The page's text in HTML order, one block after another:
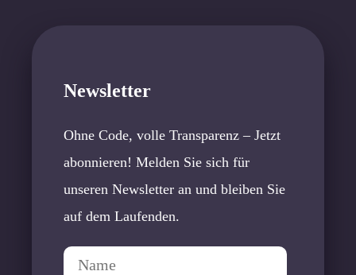
Newsletter
Ohne Code, volle Transparenz – Jetzt
abonnieren! Melden Sie sich für
unseren Newsletter an und bleiben Sie
auf dem Laufenden.